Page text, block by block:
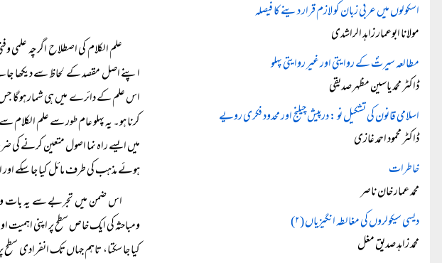
علم الکلام کی اصطلاح اگرچہ علمی
اپنے اصل مقصد کے لحاظ سے دیکھا
اس علم کے دائرے میں ہی شمار ہوگا جس
کرنا ہو۔ یہ پہلو عام طور سے علم الکلام
میں ایسے راہ نما اصول متعین کرنے کی
ہوئے مذہب کی طرف مائل کیا جا سکے
اس ضمن میں تجربے سے یہ بات واضح
ومباحثہ کی ایک خاص سطح پر اپنی اہمیت
کیا جا سکتا، تاہم جہاں تک انفرادی
اسکولوں میں عربی زبان کو لازم قرار دینے کا فیصلہ
مولانا ابوعمار زاہد الراشدی
مطالعہ سیرتؐ کے روایتی اور غیر روایتی پہلو
ڈاکٹر محمد یاسین مظہر صدیقی
اسلامی قانون کی تشکیل نو : درپیش چیلنج اور محدود فکری رویے
ڈاکٹر محمود احمد غازی
خاطرات
محمد عمار خان ناصر
دیسی سیکولروں کی مغالطہ انگیزیاں (۲)
محمد زاہد صدیق مغل